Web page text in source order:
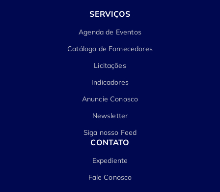
SERVIÇOS
Agenda de Eventos
Catálogo de Fornecedores
Licitações
Indicadores
Anuncie Conosco
Newsletter
Siga nosso Feed
CONTATO
Expediente
Fale Conosco